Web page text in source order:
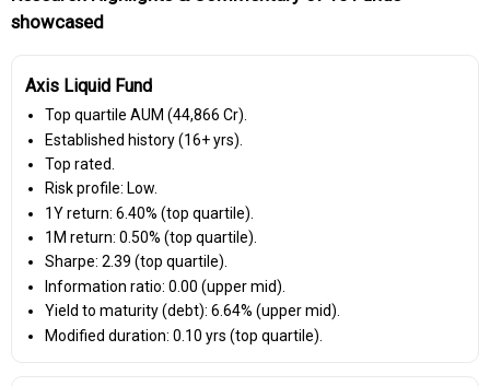
showcased
Axis Liquid Fund
Top quartile AUM (₹44,866 Cr).
Established history (16+ yrs).
Top rated.
Risk profile: Low.
1Y return: 6.40% (top quartile).
1M return: 0.50% (top quartile).
Sharpe: 2.39 (top quartile).
Information ratio: 0.00 (upper mid).
Yield to maturity (debt): 6.64% (upper mid).
Modified duration: 0.10 yrs (top quartile).